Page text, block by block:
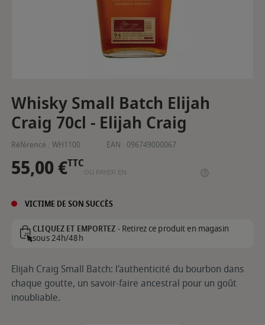
Whisky Small Batch Elijah
Craig 70cl - Elijah Craig
Référence : WH1100 EAN : 096749000067
55,00 €TTC
OU PAYER EN
VICTIME DE SON SUCCÈS
CLIQUEZ ET EMPORTEZ -Retirez ce produit en magasin
sous 24h/48h
Elijah Craig Small Batch: l'authenticité du bourbon dans
chaque goutte, un savoir-faire ancestral pour un goût
inoubliable.